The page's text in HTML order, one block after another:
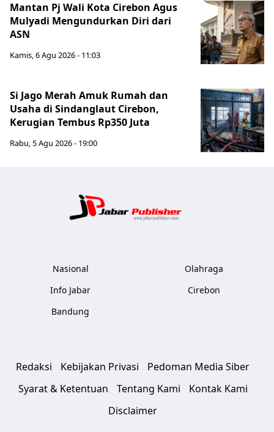
Mantan Pj Wali Kota Cirebon Agus
Mulyadi Mengundurkan Diri dari
ASN
Kamis, 6 Agu 2026 - 11:03
Si Jago Merah Amuk Rumah dan
Usaha di Sindanglaut Cirebon,
Kerugian Tembus Rp350 Juta
Rabu, 5 Agu 2026 - 19:00
Nasional
Info Jabar
Bandung
Olahraga
Cirebon
Redaksi Kebijakan Privasi
Pedoman Media Siber
Syarat & Ketentuan
Tentang Kami
Kontak Kami
Disclaimer